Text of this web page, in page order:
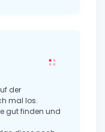
der
mal los.
gut finden und